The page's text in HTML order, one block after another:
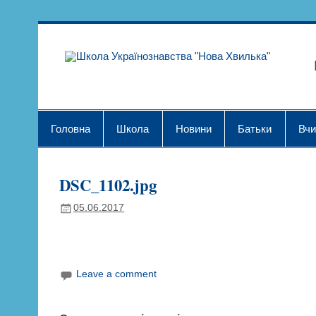
Головна Школа Новини Батьки
DSC_1102.jpg
05.06.2017
Leave a comment